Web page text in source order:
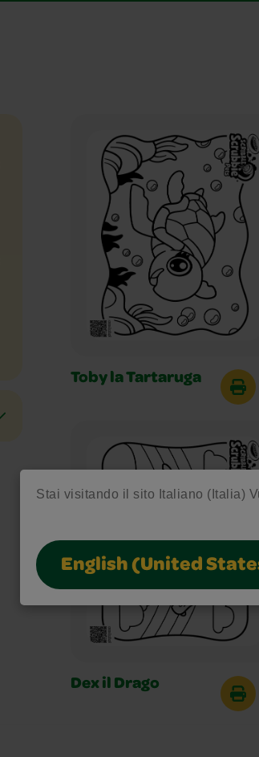
Stai visitando il sito Italiano (Italia)
English (United
Toby la Tartaruga
Dex il Drago